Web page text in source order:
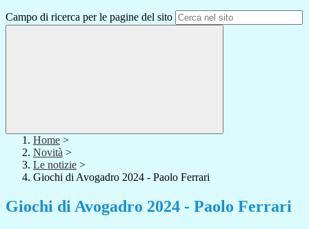
Campo di ricerca per le pagine del sito
Home >
Novità >
Le notizie >
Giochi di Avogadro 2024 - Paolo Ferrari
Giochi di Avogadro 2024 - Paolo Ferrari